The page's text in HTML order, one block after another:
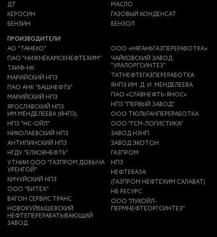
ДТ
КЕРОСИН
БЕНЗИН
МАСЛО
ГАЗОВЫЙ КОНДЕНСАТ
БЕНЗОЛ
ПРОИЗВОДИТЕЛИ
АО "ТАНЕКО"
ПАО "НИЖНЕКАМСКНЕФТЕХИМ"
ТАИФ-НК
МАРИЙСКИЙ НПЗ
ПАО АНК "БАШНЕФТЬ"
МАРИЙСКИЙ НПЗ
ЯРОСЛАВСКИЙ НПЗ
ИМ.МЕНДЕЛЕЕВА (ЯНПЗ)
НПЗ "НС-ОЙЛ"
НИКОЛАЕВСКИЙ НПЗ
АНТИПИНСКИЙ НПЗ
НГДУ "ЕЛХОВНЕФТЬ"
УТНИИ ООО "ГАЗПРОМ ДОБЫЧА
УРЕНГОЙ"
КИЧУЙСКИЙ НПЗ
ООО "БИТЕХ"
ВАГОН СЕРВИС ТРАНС
НОВОКУЙБЫШЕВСКИЙ
НЕФТЕПЕРЕРАБАТЫВАЮЩИЙ
ЗАВОД
ООО «НЯГАНЬГАЗПЕРЕРАБОТКА»
ЧАЙКОВСКИЙ ЗАВОД
"УРАЛОРГСИНТЕЗ"
ТАТНЕФТЕГАЗПЕРЕРАБОТКА
ЯНПЗ ИМ. Д. И. МЕНДЕЛЕЕВА
ПАО «СЛАВНЕФТЬ-ЯНОС»
НПЗ "ПЕРВЫЙ ЗАВОД"
ООО ТЮЛЬГАНПЕРЕРАБОТКА
ООО "ГСМ-ЛОГИСТИКА"
ЗАВОД НЗНП
ЗАВОД ЭКОТОН
ГАЗПРОМ
НПЗ
НЕФТЕБАЗА
(ГАЗПРОМ НЕФТЕХИМ САЛАВАТ)
НБ РЕСУРС
ООО "ЛУКОЙЛ-
ПЕРМНЕФТЕОРГСИНТЕЗ"